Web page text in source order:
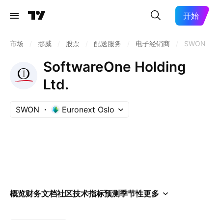
开始
市场 挪威 股票 配送服务 电子经销商 SWON
SoftwareOne Holding
Ltd.
SWON Euronext Oslo
概览财务文档社区技术指标预测季节性更多